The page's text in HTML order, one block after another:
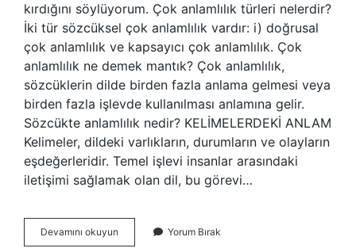
kırdığını söylüyorum. Çok anlamlılık türleri nelerdir?
İki tür sözcüksel çok anlamlılık vardır: i) doğrusal
çok anlamlılık ve kapsayıcı çok anlamlılık. Çok
anlamlılık ne demek mantık? Çok anlamlılık,
sözcüklerin dilde birden fazla anlama gelmesi veya
birden fazla işlevde kullanılması anlamına gelir.
Sözcükte anlamlılık nedir? KELİMELERDEKİ ANLAM
Kelimeler, dildeki varlıkların, durumların ve olayların
eşdeğerleridir. Temel işlevi insanlar arasındaki
iletişimi sağlamak olan dil, bu görevi…
Devamını okuyun Sözcükte
Çok
Yorum Bırak